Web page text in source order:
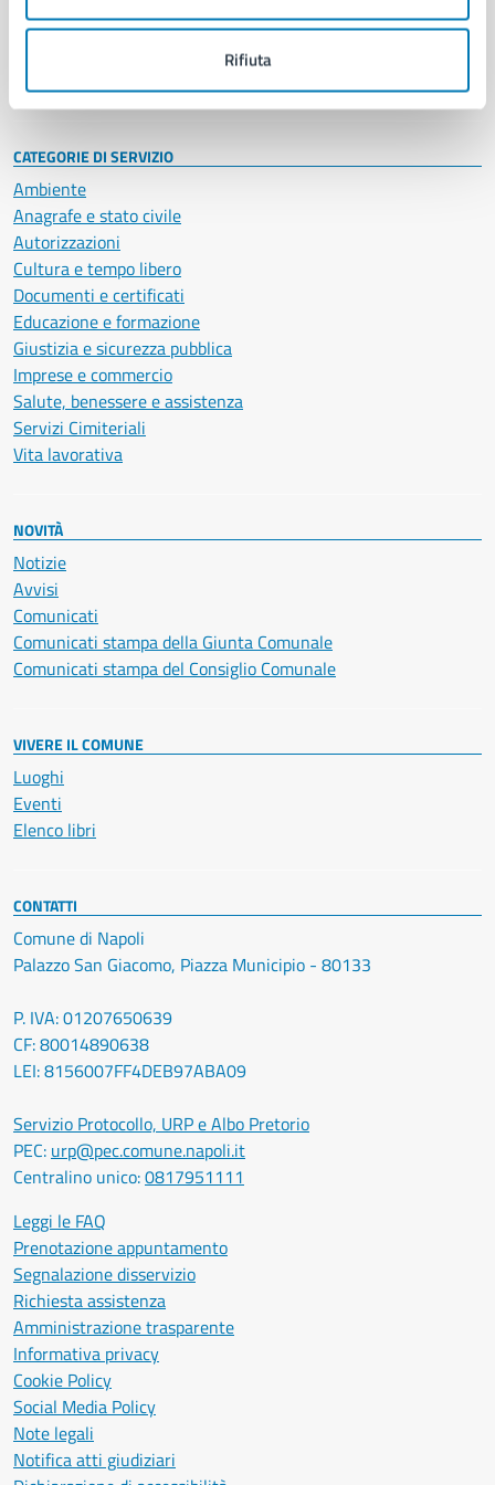
Rifiuta
Personale amministrativo
CATEGORIE DI SERVIZIO
Ambiente
Anagrafe e stato civile
Autorizzazioni
Cultura e tempo libero
Documenti e certificati
Educazione e formazione
Giustizia e sicurezza pubblica
Imprese e commercio
Salute, benessere e assistenza
Servizi Cimiteriali
Vita lavorativa
NOVITÀ
Notizie
Avvisi
Comunicati
Comunicati stampa della Giunta Comunale
Comunicati stampa del Consiglio Comunale
VIVERE IL COMUNE
Luoghi
Eventi
Elenco libri
CONTATTI
Comune di Napoli
Palazzo San Giacomo, Piazza Municipio - 80133
P. IVA: 01207650639
CF: 80014890638
LEI: 8156007FF4DEB97ABA09
Servizio Protocollo, URP e Albo Pretorio
PEC: urp@pec.comune.napoli.it
Centralino unico:0817951111
Leggi le FAQ
Prenotazione appuntamento
Segnalazione disservizio
Richiesta assistenza
Amministrazione trasparente
Informativa privacy
Cookie Policy
Social Media Policy
Note legali
Notifica atti giudiziari